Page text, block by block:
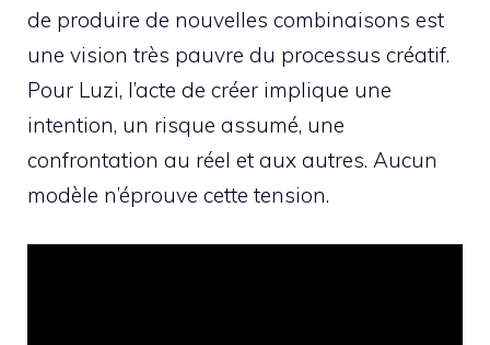
de produire de nouvelles combinaisons est
une vision très pauvre du processus créatif.
Pour Luzi, l’acte de créer implique une
intention, un risque assumé, une
confrontation au réel et aux autres. Aucun
modèle n’éprouve cette tension.